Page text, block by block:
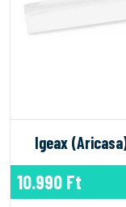
Igeax
10.990 Ft